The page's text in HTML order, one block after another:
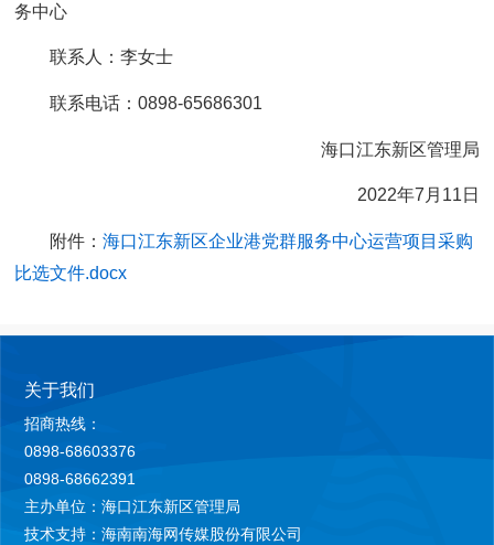
务中心
联系人：李女士
联系电话：0898-65686301
海口江东新区管理局
2022年7月11日
附件：海口江东新区企业港党群服务中心运营项目采购
比选文件.docx
关于我们
招商热线：
0898-68603376
0898-68662391
主办单位：海口江东新区管理局
技术支持：海南南海网传媒股份有限公司